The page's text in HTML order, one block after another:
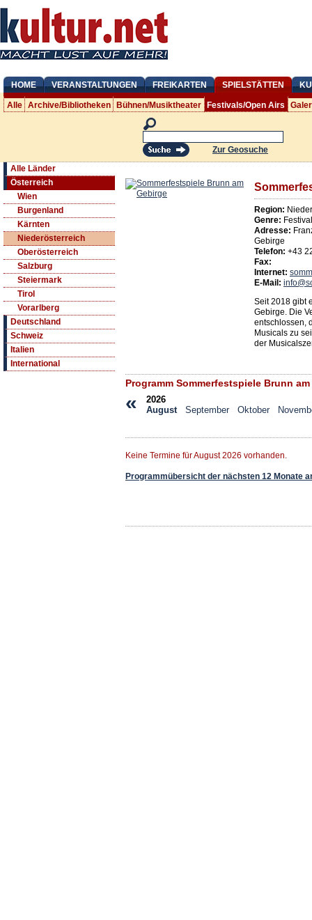
HOME VERANSTALTUNGEN FREIKARTEN SPIELSTÄTTEN
Alle Archive/Bibliotheken Bühnen/Musiktheater Festivals/Open Airs
Zur Geosuche
Alle Länder
Österreich
Wien
Burgenland
Kärnten
Niederösterreich
Oberösterreich
Salzburg
Steiermark
Tirol
Vorarlberg
Deutschland
Schweiz
Italien
International
Region:
Genre:
Adresse:
Gebirge
Telefon: +43
Fax:
Internet:
E-Mail:
Seit 2018 gibt
Gebirge. Die
entschlossen,
Musicals zu
der
Programm Sommerfestspiele Brunn
«
2026
August
September Oktober
Keine Termine für August 2026 vorhanden.
Programmübersicht der nächsten 12 Monate